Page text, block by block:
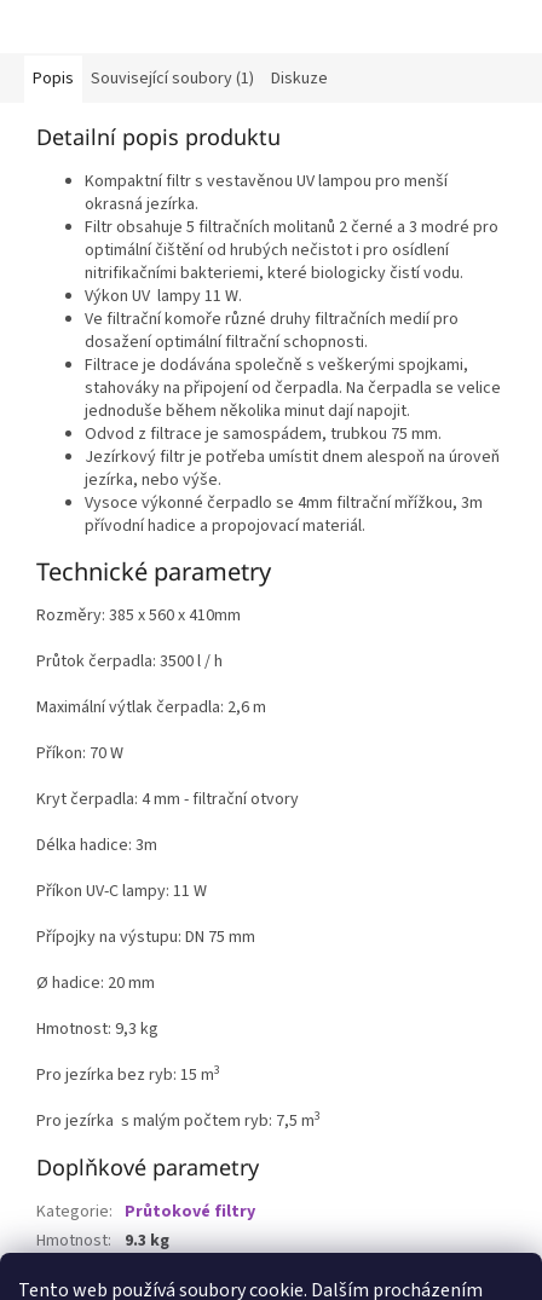
Tento web používá soubory cookie. Dalším procházením
Popis Související soubory (1) Diskuze
Detailní popis produktu
Kompaktní filtr s vestavěnou UV lampou pro menší
okrasná jezírka.
Filtr obsahuje 5 filtračních molitanů 2 černé a 3 modré pro
optimální čištění od hrubých nečistot i pro osídlení
nitrifikačními bakteriemi, které biologicky čistí vodu.
Výkon UV lampy 11 W.
Ve filtrační komoře různé druhy filtračních medií pro
dosažení optimální filtrační schopnosti.
Filtrace je dodávána společně s veškerými spojkami,
stahováky na připojení od čerpadla. Na čerpadla se velice
jednoduše během několika minut dají napojit.
Odvod z filtrace je samospádem, trubkou 75 mm.
Jezírkový filtr je potřeba umístit dnem alespoň na úroveň
jezírka, nebo výše.
Vysoce výkonné čerpadlo se 4mm filtrační mřížkou, 3m
přívodní hadice a propojovací materiál.
Technické parametry
Rozměry: 385 x 560 x 410mm
Průtok čerpadla: 3500 l / h
Maximální výtlak čerpadla: 2,6 m
Příkon: 70 W
Kryt čerpadla: 4 mm - filtrační otvory
Délka hadice: 3m
Příkon UV-C lampy: 11 W
Přípojky na výstupu: DN 75 mm
Ø hadice: 20 mm
Hmotnost: 9,3 kg
Pro jezírka bez ryb: 15 m3
Pro jezírka s malým počtem ryb: 7,5 m3
Doplňkové parametry
Kategorie: Průtokové filtry
Hmotnost: 9.3 kg